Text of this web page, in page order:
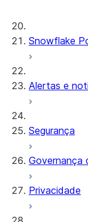
Snowflake
Alertas e
Segurança
Governança
Privacidade